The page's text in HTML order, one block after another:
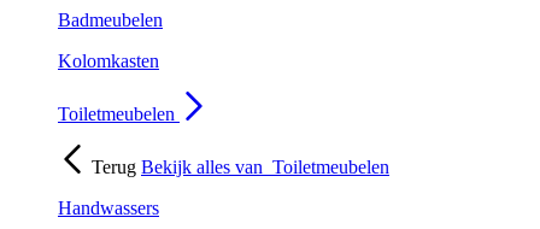
Badmeubelen
Kolomkasten
Toiletmeubelen
Terug Bekijk alles van Toiletmeubelen
Handwassers